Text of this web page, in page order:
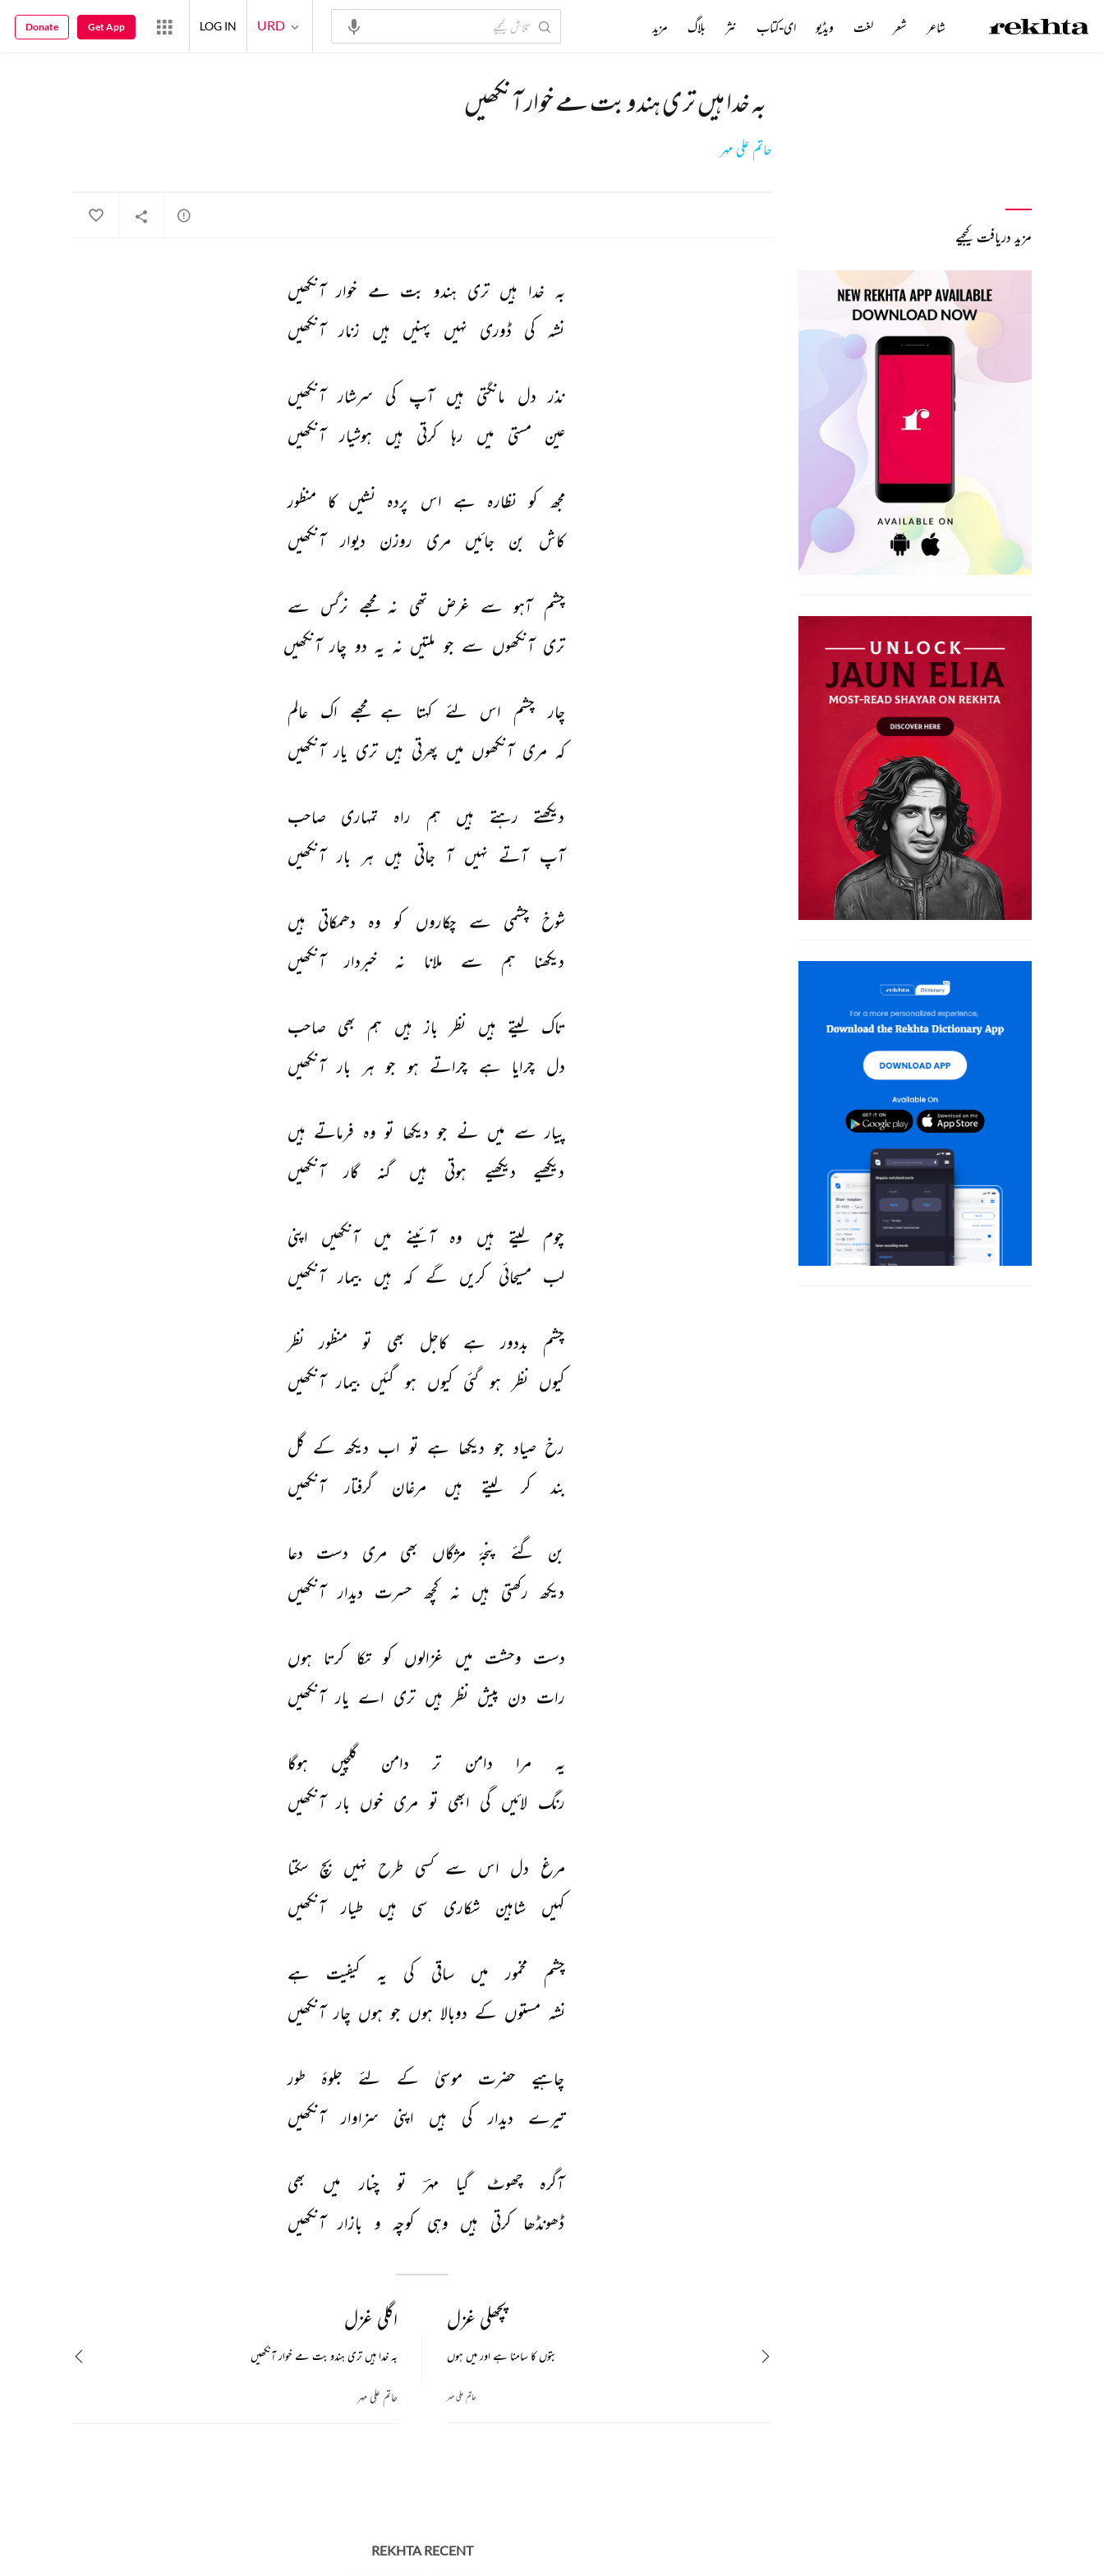
بہ خدا ہیں تری ہندو بت مے خوار آنکھیں
حاتم علی مہر
بہ خدا ہیں تری ہندو بت مے خوار آنکھیں
نشہ کی ڈوری نہیں پہنیں ہیں زنار آنکھیں
نذر دل مانگتی ہیں آپ کی سرشار آنکھیں
عین
مستی میں رہا کرتی ہیں ہوشیار آنکھیں
مجھ کو نظارہ ہے اس پردہ نشیں کا منظور
کاش
بن جائیں مری روزن دیوار آنکھیں
چشم آہو سے غرض تھی نہ مجھے نرگس سے
تری آنکھوں سے جو ملتیں نہ یہ دو چار آنکھیں
چار چشم اس لئے کہتا ہے مجھے اک عالم
کہ مری آنکھوں میں پھرتی ہیں تری یار آنکھیں
دیکھتے رہتے ہیں ہم راہ تمہاری
صاحب
آپ آتے نہیں آ جاتی ہیں ہر بار آنکھیں
شوخ چشمی سے چکاروں کو وہ دھمکاتی ہیں
دیکھنا
ہم سے ملانا نہ خبردار آنکھیں
تاک لیتے ہیں نظر باز ہیں ہم بھی صاحب
دل چرایا ہے چراتے ہو جو ہر بار آنکھیں
پیار سے میں نے جو دیکھا تو وہ فرماتے ہیں
دیکھیے
دیکھیے ہوتی ہیں گنہ گار آنکھیں
چوم لیتے ہیں وہ آئینے میں آنکھیں
اپنی
لب مسیحائی کریں گے کہ ہیں بیمار آنکھیں
چشم بددور ہے کاجل بھی تو منظور
نظر
کیوں نظر ہو گئی کیوں ہو گئیں بیمار آنکھیں
رخ صیاد جو دیکھا ہے تو اب دیکھ کے گل
بند
کر لیتے ہیں مرغان گرفتار آنکھیں
بن گئے پنجۂ مژگاں بھی مری دست
دعا
دیکھ رکھتی ہیں نہ کچھ حسرت دیدار آنکھیں
دست وحشت میں غزالوں کو تکا کرتا ہوں
رات دن پیش نظر ہیں تری اے یار آنکھیں
یہ مرا دامن تر دامن گلچیں
ہوگا
رنگ لائیں گی ابھی تو مری خوں بار آنکھیں
مرغ دل اس سے کسی طرح نہیں بچ سکتا
کہیں
شاہین شکاری سی ہیں طیار آنکھیں
چشم مخمور میں ساقی کی یہ کیفیت
ہے
نشہ مستوں کے دوبالا ہوں جو ہوں چار آنکھیں
چاہیے حضرت موسیٰ کے لئے جلوۂ
طور
تیرے
دیدار کی ہیں اپنی سزاوار آنکھیں
آگرہ چھوٹ گیا مہرؔ تو چنار میں
بھی
ڈھونڈھا
کرتی ہیں وہی کوچہ و بازار آنکھیں
اگلی غزل
بہ خدا ہیں تری ہندو بت مے خوار آنکھیں
حاتم علی مہر
پچھلی غزل
بتوں کا سامنا ہے اور میں ہوں
حاتم علی مہر
REKHTA RECENT
مزید دریافت کیجیے
شاعر شعر لغت ویڈیو ای-کتاب نثر بلاگ مزید URD
LOG IN
Get App
Donate